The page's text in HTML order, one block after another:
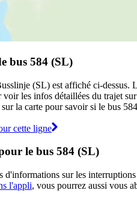
bus 584 (SL)
(SL) est affiché ci-dessus.
voir les infos détaillées du trajet
la carte pour savoir si le bus
cette ligne
le bus 584 (SL)
d'informations sur les
l'appli, vous pourrez aussi vous